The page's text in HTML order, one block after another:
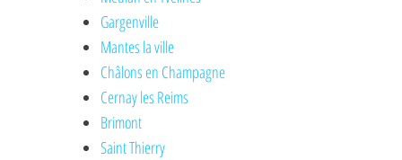
Gargenville
Mantes la ville
Châlons en Champagne
Cernay les Reims
Brimont
Saint Thierry